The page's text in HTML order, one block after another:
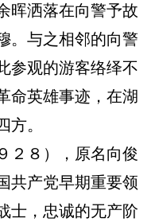
晖洒落在向警予故
。与之相邻的向警
参观的游客络绎不
命英雄事迹，在湖
。
８），原名向俊
共产党早期重要领
士，忠诚的无产阶